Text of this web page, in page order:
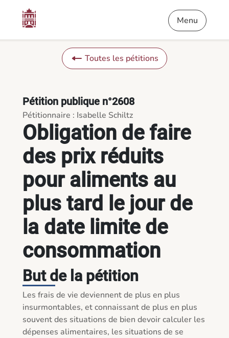
Obligation de faire des prix réduits pour aliments au plus
Menu
Toutes les pétitions
Obligation de faire
des prix réduits
pour aliments au
plus tard le jour de
la date limite de
consommation
Pétition publique n°2608
Pétitionnaire : Isabelle Schiltz
But de la pétition
Les frais de vie deviennent de plus en plus
insurmontables, et connaissant de plus en plus
souvent des situations de bien devoir calculer les
dépenses alimentaires, les situations de se